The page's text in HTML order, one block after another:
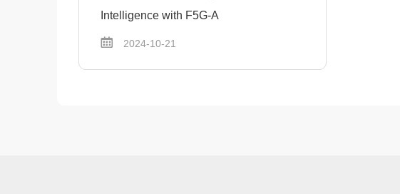
Intelligence with F5G-A
2024-10-21